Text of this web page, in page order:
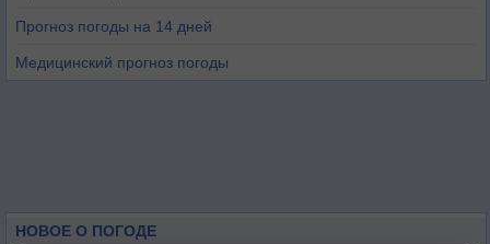
Прогноз погоды на 14 дней
Медицинский прогноз погоды
НОВОЕ О ПОГОДЕ